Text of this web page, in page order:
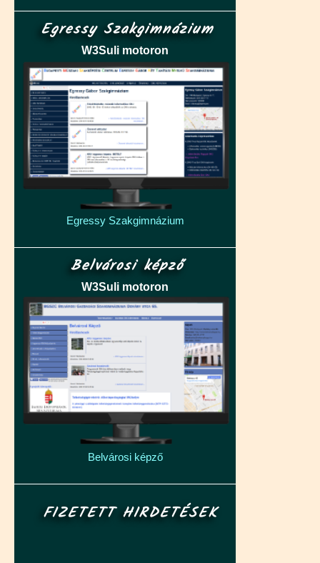
Egressy Szakgimnázium
W3Suli motoron
Egressy Szakgimnázium
Belvárosi képző
W3Suli motoron
Belvárosi képző
FIZETETT HIRDETÉSEK